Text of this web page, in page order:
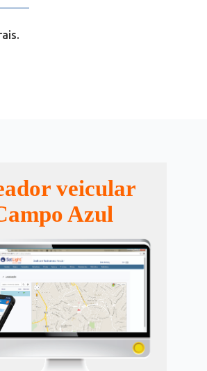
veicular
Azul